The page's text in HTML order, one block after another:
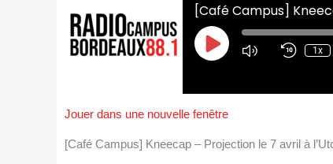
[Café Campus]
Play
Episode
1x
Jouer dans une nouvelle fenêtre
[Café Campus] Kneecap – Projection le 7 avril à